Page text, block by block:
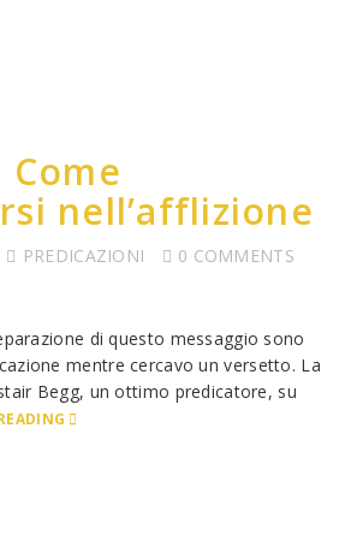
Come
nell’afflizione
PREDICAZIONI
0 COMMENTS
di questo messaggio sono
mentre cercavo un versetto. La
Begg, un ottimo predicatore, su